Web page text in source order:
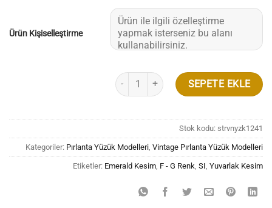
Ürün Kişiselleştirme
Vintage Emerald Kesim Pırlanta Yüzük
SEPETE EKLE
Stok kodu: strvnyzk1241
Kategoriler: Pırlanta Yüzük Modelleri Vintage Pırlanta Yüzük Modelleri
Etiketler: Emerald Kesim F - G Renk SI Yuvarlak Kesim